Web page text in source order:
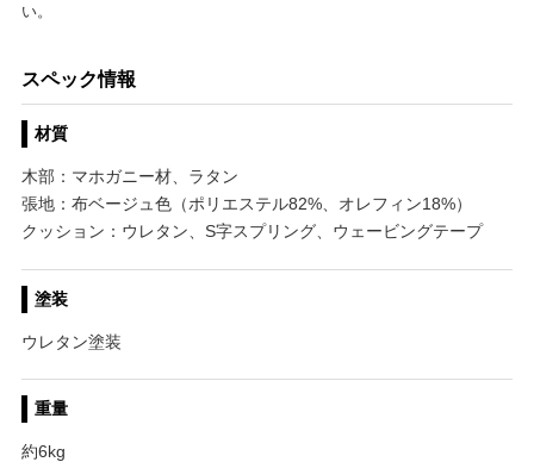
い。
スペック情報
材質
木部：マホガニー材、ラタン
張地：布ベージュ色（ポリエステル82%、オレフィン18%）
クッション：ウレタン、S字スプリング、ウェービングテープ
塗装
ウレタン塗装
重量
約6kg